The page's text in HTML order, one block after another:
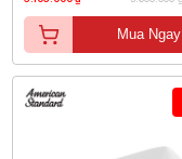
Mua Ngay